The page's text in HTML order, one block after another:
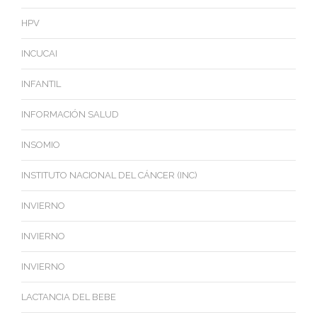
HPV
INCUCAI
INFANTIL
INFORMACIÓN SALUD
INSOMIO
INSTITUTO NACIONAL DEL CÁNCER (INC)
INVIERNO
INVIERNO
INVIERNO
LACTANCIA DEL BEBE